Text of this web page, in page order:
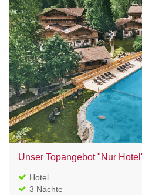
Unser Topangebot "Nur
Hotel
3 Nächte